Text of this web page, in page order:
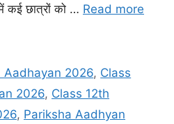
कई छात्रों को … Read more
Aadhayan 2026, Class
2026, Class 12th
, Pariksha Aadhyan